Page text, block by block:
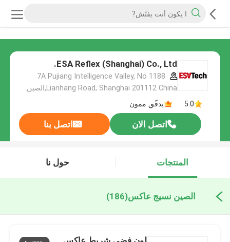
ESA Reflex (Shanghai) Co., Ltd.
7A Pujiang Intelligence Valley, No 1188
Lianhang Road, Shanghai 201112 China,الصين
5.0
يدقّق ممون
اتصل الان اتصل بنا
المنتجات حول نا
الصين نسيج عاكس(186)